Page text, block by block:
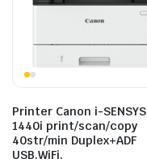
Printer Canon i-SENSYS
1440i print/scan/copy
40str/min Duplex+ADF
USB.WiFi.